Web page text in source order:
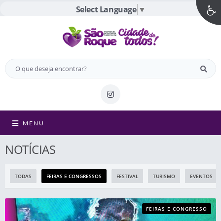
Select Language ▼
MENU
NOTÍCIAS
TODAS FEIRAS E CONGRESSOS FESTIVAL TURISMO EVENTOS
FEIRAS E CONGRESSO
S